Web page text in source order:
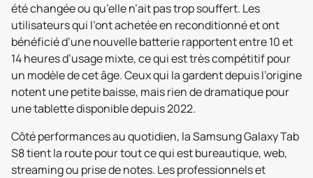
été changée ou qu’elle n’ait pas trop souffert. Les
utilisateurs qui l’ont achetée en reconditionné et ont
bénéficié d’une nouvelle batterie rapportent entre 10 et
14 heures d’usage mixte, ce qui est très compétitif pour
un modèle de cet âge. Ceux qui la gardent depuis l’origine
notent une petite baisse, mais rien de dramatique pour
une tablette disponible depuis 2022.
Côté performances au quotidien, la Samsung Galaxy Tab
S8 tient la route pour tout ce qui est bureautique, web,
streaming ou prise de notes. Les professionnels et